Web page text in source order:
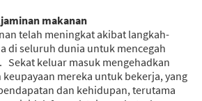
makanan
telah meningkat akibat langkah-
di seluruh dunia untuk mencegah
Sekat keluar masuk mengehadkan
mereka untuk bekerja, yang
dan kehidupan, terutama